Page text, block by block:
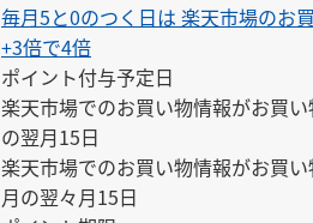
毎月5と0のつく日は 楽天市場のお
+3倍で4倍
ポイント付与予定日
楽天市場でのお買い物情報がお買
の翌月15日
楽天市場でのお買い物情報がお買
月の翌々月15日